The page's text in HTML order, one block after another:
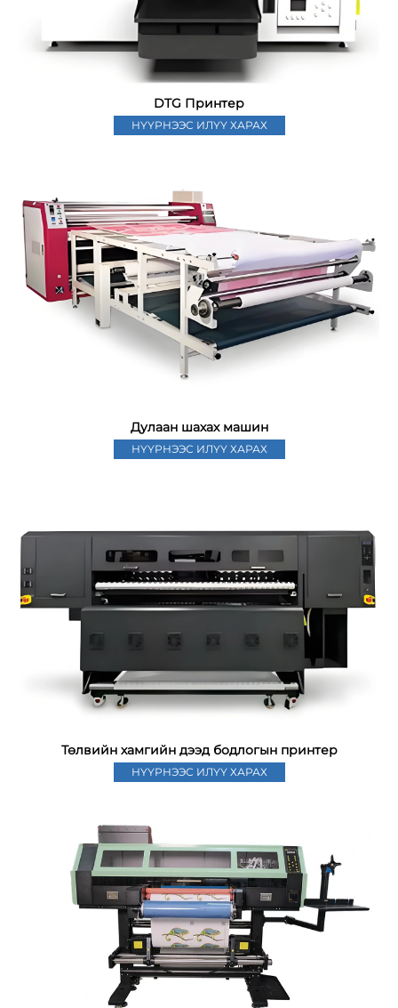
DTG Принтер
НҮҮРНЭЭС ИЛҮҮ ХАРАХ
Дулаан шахах машин
НҮҮРНЭЭС ИЛҮҮ ХАРАХ
Төлвийн хамгийн дээд бодлогын принтер
НҮҮРНЭЭС ИЛҮҮ ХАРАХ